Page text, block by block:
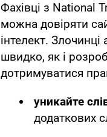
Фахівці з National
можна довіряти
інтелект.
швидко, як і
дотримуватися
уникайте
додаткових